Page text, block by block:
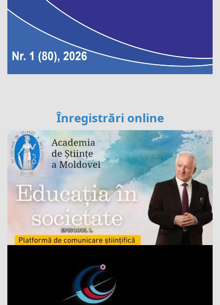
Înregistrări online